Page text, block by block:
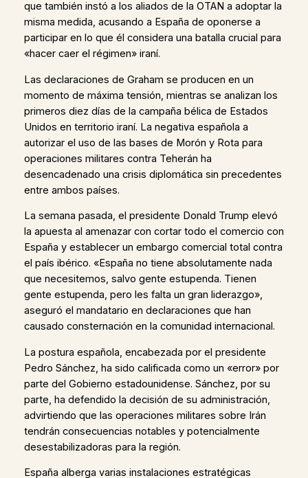
que también instó a los aliados de la OTAN a adoptar la
misma medida, acusando a España de oponerse a
participar en lo que él considera una batalla crucial para
«hacer caer el régimen» iraní.
Las declaraciones de Graham se producen en un
momento de máxima tensión, mientras se analizan los
primeros diez días de la campaña bélica de Estados
Unidos en territorio iraní. La negativa española a
autorizar el uso de las bases de Morón y Rota para
operaciones militares contra Teherán ha
desencadenado una crisis diplomática sin precedentes
entre ambos países.
La semana pasada, el presidente Donald Trump elevó
la apuesta al amenazar con cortar todo el comercio con
España y establecer un embargo comercial total contra
el país ibérico. «España no tiene absolutamente nada
que necesitemos, salvo gente estupenda. Tienen
gente estupenda, pero les falta un gran liderazgo»,
aseguró el mandatario en declaraciones que han
causado consternación en la comunidad internacional.
La postura española, encabezada por el presidente
Pedro Sánchez, ha sido calificada como un «error» por
parte del Gobierno estadounidense. Sánchez, por su
parte, ha defendido la decisión de su administración,
advirtiendo que las operaciones militares sobre Irán
tendrán consecuencias notables y potencialmente
desestabilizadoras para la región.
España alberga varias instalaciones estratégicas